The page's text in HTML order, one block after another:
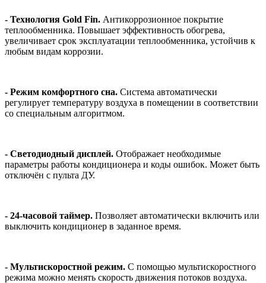
- Технология Gold Fin. Антикоррозионное покрытие
теплообменника. Повышает эффективность обогрева,
увеличивает срок эксплуатации теплообменника, устойчив к
любым видам коррозии.
- Режим комфортного сна. Система автоматически
регулирует температуру воздуха в помещении в соответствии
со специальным алгоритмом.
- Светодиодный дисплей. Отображает необходимые
параметры работы кондиционера и коды ошибок. Может быть
отключён с пульта ДУ.
- 24-часовой таймер. Позволяет автоматически включить или
выключить кондиционер в заданное время.
- Мультискоростной режим. С помощью мультискоростного
режима можно менять скорость движения потоков воздуха.